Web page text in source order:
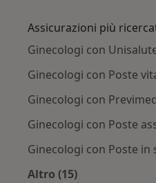
Assicurazioni più
Ginecologi con
Ginecologi con Poste
Ginecologi con
Ginecologi con Poste
Ginecologi con Poste in
Altro (15)